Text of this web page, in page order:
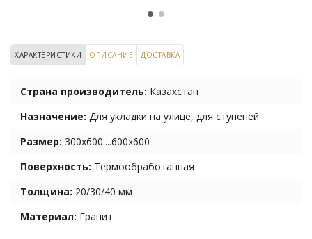
ХАРАКТЕРИСТИКИ ОПИСАНИЕ ДОСТАВКА
Страна производитель: Казахстан
Назначение: Для укладки на улице, для ступеней
Размер: 300х600....600х600
Поверхность: Термообработанная
Толщина: 20/30/40 мм
Материал: Гранит